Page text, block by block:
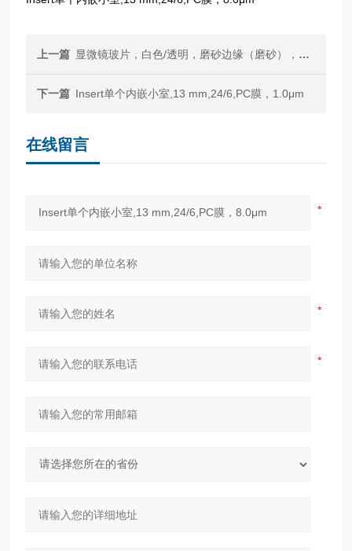
上一篇 显微镜玻片，白色/透明，磨砂边缘（磨砂），标准包装
下一篇 Insert单个内嵌小室,13 mm,24/6,PC膜，1.0μm
在线留言